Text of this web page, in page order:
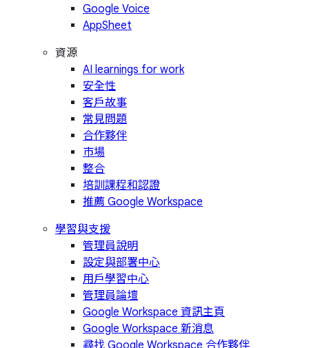
Google Voice
AppSheet
資源
AI learnings for work
安全性
客戶故事
常見問題
合作夥伴
市場
整合
培訓課程和認證
推薦 Google Workspace
學習與支援
管理員說明
設定與部署中心
用戶學習中心
管理員論壇
Google Workspace 資訊主頁
Google Workspace 新消息
尋找 Google Workspace 合作夥伴